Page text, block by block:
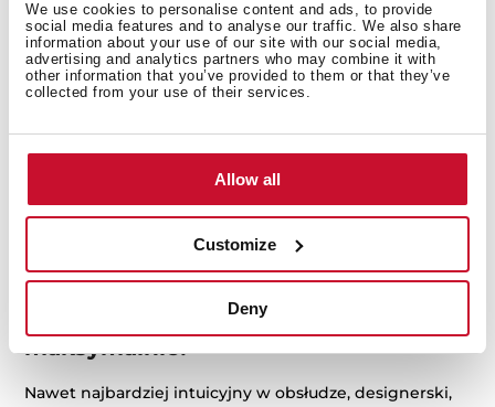
We use cookies to personalise content and ads, to provide
social media features and to analyse our traffic. We also share
information about your use of our site with our social media,
advertising and analytics partners who may combine it with
other information that you’ve provided to them or that they’ve
collected from your use of their services.
Allow all
Customize
Deny
Równie ważna jest energooszczędność.
każdorazowym korzystaniuz piekarnika. Jak już
wspomnieliśmy, to korzystne zarówno dla środowiska,
jak i domowego budżetu.
Czyszczenie? Ułatw je sobie
maksymalnie!
Nawet najbardziej intuicyjny w obsłudze, designerski,